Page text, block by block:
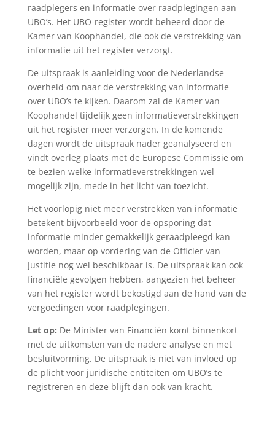
raadplegers en informatie over raadplegingen aan
UBO’s. Het UBO-register wordt beheerd door de
Kamer van Koophandel, die ook de verstrekking van
informatie uit het register verzorgt.
De uitspraak is aanleiding voor de Nederlandse
overheid om naar de verstrekking van informatie
over UBO’s te kijken. Daarom zal de Kamer van
Koophandel tijdelijk geen informatieverstrekkingen
uit het register meer verzorgen. In de komende
dagen wordt de uitspraak nader geanalyseerd en
vindt overleg plaats met de Europese Commissie om
te bezien welke informatieverstrekkingen wel
mogelijk zijn, mede in het licht van toezicht.
Het voorlopig niet meer verstrekken van informatie
betekent bijvoorbeeld voor de opsporing dat
informatie minder gemakkelijk geraadpleegd kan
worden, maar op vordering van de Officier van
Justitie nog wel beschikbaar is. De uitspraak kan ook
financiële gevolgen hebben, aangezien het beheer
van het register wordt bekostigd aan de hand van de
vergoedingen voor raadplegingen.
Let op: De Minister van Financiën komt binnenkort
met de uitkomsten van de nadere analyse en met
besluitvorming. De uitspraak is niet van invloed op
de plicht voor juridische entiteiten om UBO’s te
registreren en deze blijft dan ook van kracht.